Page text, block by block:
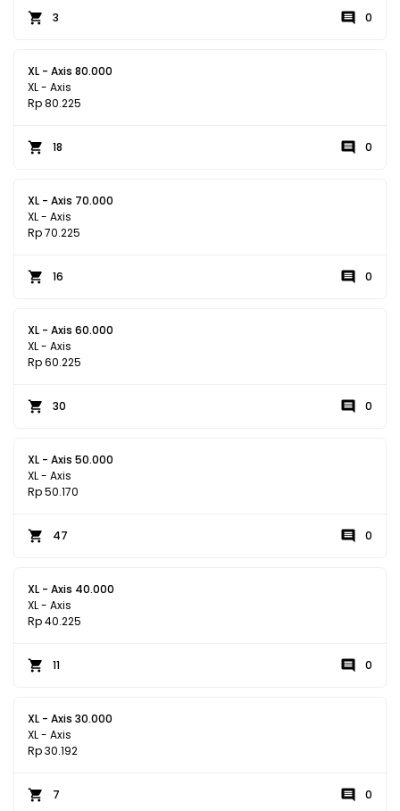
3 0
XL - Axis 80.000
XL - Axis
Rp 80.225
18 0
XL - Axis 70.000
XL - Axis
Rp 70.225
16 0
XL - Axis 60.000
XL - Axis
Rp 60.225
30 0
XL - Axis 50.000
XL - Axis
Rp 50.170
47 0
XL - Axis 40.000
XL - Axis
Rp 40.225
11 0
XL - Axis 30.000
XL - Axis
Rp 30.192
7 0